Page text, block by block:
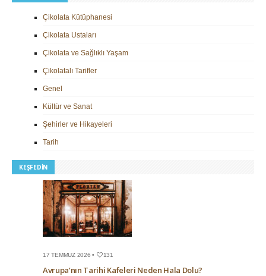
Çikolata Kütüphanesi
Çikolata Ustaları
Çikolata ve Sağlıklı Yaşam
Çikolatalı Tarifler
Genel
Kültür ve Sanat
Şehirler ve Hikayeleri
Tarih
KEŞFEDIN
17 TEMMUZ 2026 • 131
Avrupa’nın Tarihi Kafeleri Neden Hala Dolu?